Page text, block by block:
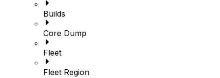
Builds
Core Dump
Fleet
Fleet Region